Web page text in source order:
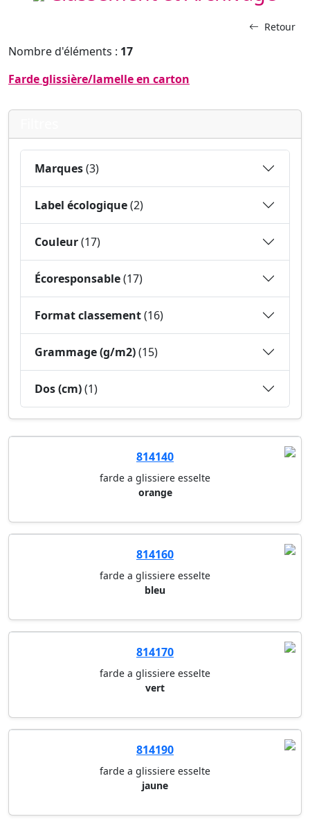
Retour
Nombre d'éléments : 17
Farde glissière/lamelle en carton
Marques(3)
Label écologique(2)
Couleur(17)
Écoresponsable(17)
Format classement(16)
Grammage (g/m2)(15)
Dos (cm)(1)
814140
farde a glissiere esselte
orange
814160
farde a glissiere esselte
bleu
814170
farde a glissiere esselte
vert
814190
farde a glissiere esselte
jaune